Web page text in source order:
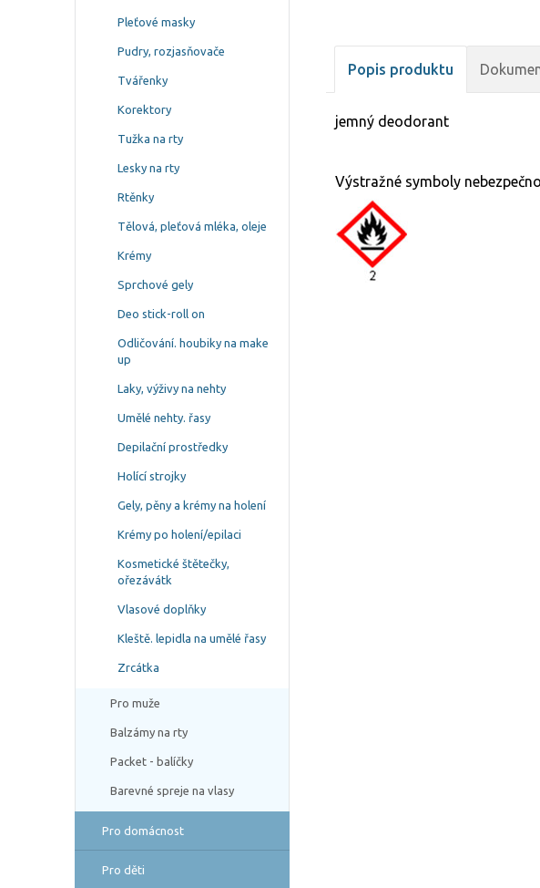
Pleťové masky
Pudry, rozjasňovače
Tvářenky
Korektory
Tužka na rty
Lesky na rty
Rtěnky
Tělová, pleťová mléka, oleje
Krémy
Sprchové gely
Deo stick-roll on
Odličování. houbiky na make
up
Laky, výživy na nehty
Umělé nehty. řasy
Depilační prostředky
Holící strojky
Gely, pěny a krémy na holení
Krémy po holení/epilaci
Kosmetické štětečky,
ořezávátk
Vlasové doplňky
Kleště. lepidla na umělé řasy
Zrcátka
Pro muže
Balzámy na rty
Packet - balíčky
Barevné spreje na vlasy
Pro domácnost
Pro děti
Popis produktu
jemný deodorant
Výstražné symboly